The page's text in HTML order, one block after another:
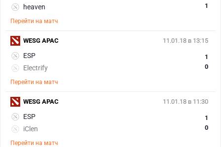
heaven
1
Перейти на матч
11.01.18 в 13:15
ESP
Electrify
1
0
Перейти на матч
WESG APAC
11.01.18 в 11:30
ESP
iClen
1
0
Перейти на матч
WESG APAC